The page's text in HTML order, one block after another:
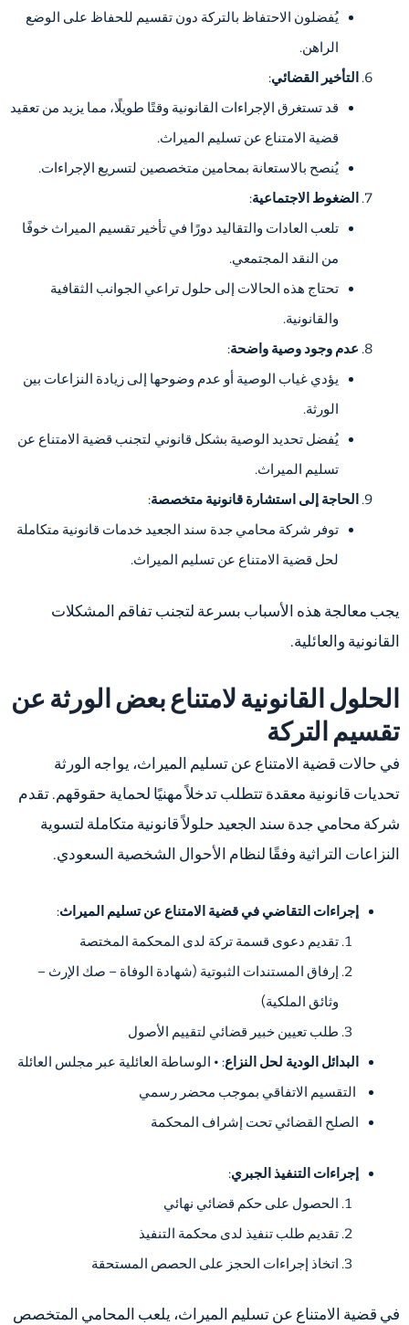
يُفضلون الاحتفاظ بالتركة دون تقسيم للحفاظ على الوضع
الراهن.
التأخير القضائي:
قد تستغرق الإجراءات القانونية وقتًا طويلًا، مما يزيد من تعقيد
قضية الامتناع عن تسليم الميراث.
يُنصح بالاستعانة بمحامين متخصصين لتسريع الإجراءات.
الضغوط الاجتماعية:
تلعب العادات والتقاليد دورًا في تأخير تقسيم الميراث خوفًا
من النقد المجتمعي.
تحتاج هذه الحالات إلى حلول تراعي الجوانب الثقافية
والقانونية.
عدم وجود وصية واضحة:
يؤدي غياب الوصية أو عدم وضوحها إلى زيادة النزاعات بين
الورثة.
يُفضل تحديد الوصية بشكل قانوني لتجنب قضية الامتناع عن
تسليم الميراث.
الحاجة إلى استشارة قانونية متخصصة:
توفر شركة محامي جدة سند الجعيد خدمات قانونية متكاملة
لحل قضية الامتناع عن تسليم الميراث.
يجب معالجة هذه الأسباب بسرعة لتجنب تفاقم المشكلات
القانونية والعائلية.
الحلول القانونية لامتناع بعض الورثة عن
تقسيم التركة
في حالات قضية الامتناع عن تسليم الميراث، يواجه الورثة
تحديات قانونية معقدة تتطلب تدخلاً مهنيًا لحماية حقوقهم. تقدم
شركة محامي جدة سند الجعيد حلولاً قانونية متكاملة لتسوية
النزاعات التراثية وفقًا لنظام الأحوال الشخصية السعودي.
إجراءات التقاضي في قضية الامتناع عن تسليم الميراث:
تقديم دعوى قسمة تركة لدى المحكمة المختصة
إرفاق المستندات الثبوتية (شهادة الوفاة – صك الإرث –
وثائق الملكية)
طلب تعيين خبير قضائي لتقييم الأصول
البدائل الودية لحل النزاع: • الوساطة العائلية عبر مجلس العائلة
التقسيم الاتفاقي بموجب محضر رسمي
الصلح القضائي تحت إشراف المحكمة
إجراءات التنفيذ الجبري:
الحصول على حكم قضائي نهائي
تقديم طلب تنفيذ لدى محكمة التنفيذ
اتخاذ إجراءات الحجز على الحصص المستحقة
في قضية الامتناع عن تسليم الميراث، يلعب المحامي المتخصص